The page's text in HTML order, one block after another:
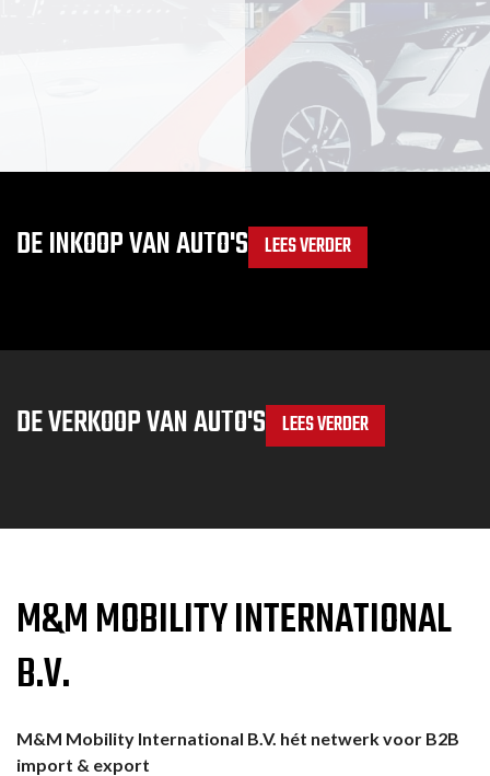
DE INKOOP VAN AUTO'S LEES VERDER
DE VERKOOP VAN AUTO'S LEES VERDER
M&M MOBILITY INTERNATIONAL
B.V.
M&M Mobility International B.V. hét netwerk voor B2B
import & export